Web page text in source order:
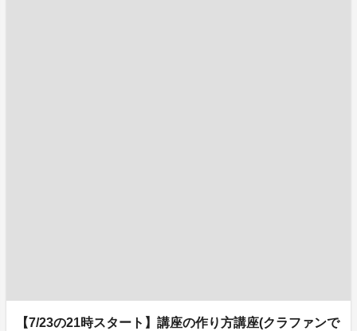
【7/23の21時スタート】講座の作り方講座(クラファンで